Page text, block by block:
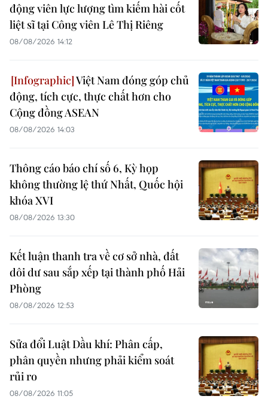
động viên lực lượng tìm kiếm hài cốt
liệt sĩ tại Công viên Lê Thị Riêng
08/08/2026 14:12
Việt Nam đóng góp chủ
động, tích cực, thực chất hơn cho
Cộng đồng ASEAN
08/08/2026 14:03
Thông cáo báo chí số 6, Kỳ họp
không thường lệ thứ Nhất, Quốc hội
khóa XVI
08/08/2026 13:30
Kết luận thanh tra về cơ sở nhà, đất
dôi dư sau sắp xếp tại thành phố Hải
Phòng
08/08/2026 12:53
Sửa đổi Luật Dầu khí: Phân cấp,
phân quyền nhưng phải kiểm soát
rủi ro
08/08/2026 11:05